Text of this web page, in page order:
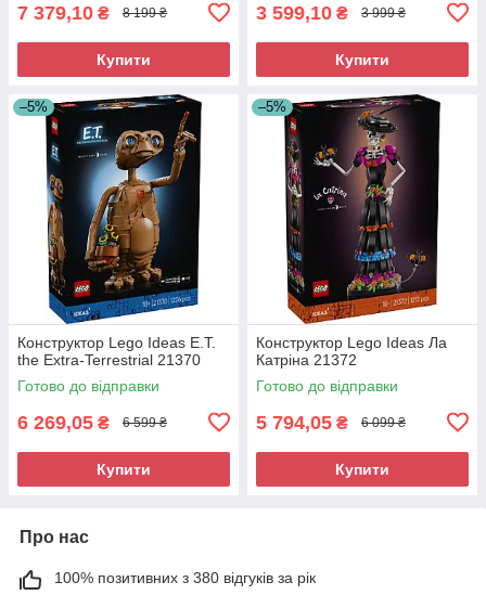
7 379,10 ₴ 8 199 ₴
Купити
3 599,10 ₴ 3 999 ₴
Купити
–5%
Конструктор Lego Ideas E.T.
the Extra-Terrestrial 21370
Готово до відправки
6 269,05 ₴ 6 599 ₴
Купити
–5%
Конструктор Lego Ideas Ла
Катріна 21372
Готово до відправки
5 794,05 ₴ 6 099 ₴
Купити
Про нас
100% позитивних з 380 відгуків за рік